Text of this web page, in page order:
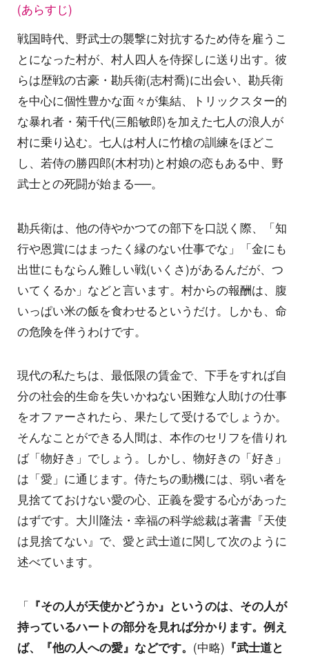
(あらすじ)
戦国時代、野武士の襲撃に対抗するため侍を雇うこ
とになった村が、村人四人を侍探しに送り出す。彼
らは歴戦の古豪・勘兵衛(志村喬)に出会い、勘兵衛
を中心に個性豊かな面々が集結、トリックスター的
な暴れ者・菊千代(三船敏郎)を加えた七人の浪人が
村に乗り込む。七人は村人に竹槍の訓練をほどこ
し、若侍の勝四郎(木村功)と村娘の恋もある中、野
武士との死闘が始まる──。
勘兵衛は、他の侍やかつての部下を口説く際、「知
行や恩賞にはまったく縁のない仕事でな」「金にも
出世にもならん難しい戦(いくさ)があるんだが、つ
いてくるか」などと言います。村からの報酬は、腹
いっぱい米の飯を食わせるというだけ。しかも、命
の危険を伴うわけです。
現代の私たちは、最低限の賃金で、下手をすれば自
分の社会的生命を失いかねない困難な人助けの仕事
をオファーされたら、果たして受けるでしょうか。
そんなことができる人間は、本作のセリフを借りれ
ば「物好き」でしょう。しかし、物好きの「好き」
は「愛」に通じます。侍たちの動機には、弱い者を
見捨てておけない愛の心、正義を愛する心があった
はずです。大川隆法・幸福の科学総裁は著書『天使
は見捨てない』で、愛と武士道に関して次のように
述べています。
「 『その人が天使かどうか』というのは、その人が
持っているハートの部分を見れば分かります。例え
ば、『他の人への愛』などです。 (中略) 『武士道と